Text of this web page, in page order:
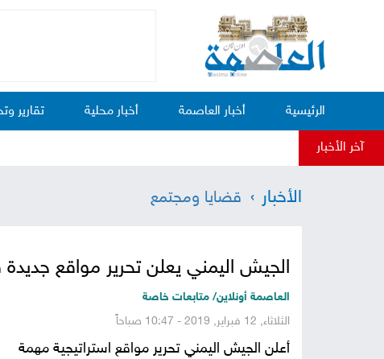
الرئيسية أخبار العاصمة أخبار محلية تقارير
آخر الأخبار
الأخبار قضايا ومجتمع
الجيش اليمني يعلن تحرير مواقع
العاصمة أونلاين/ متابعات خاصة
الثلاثاء, 12 فبراير, 2019 - 10:47 صباحاً
أعلن الجيش اليمني تحرير مواقع استراتيجية مهمة